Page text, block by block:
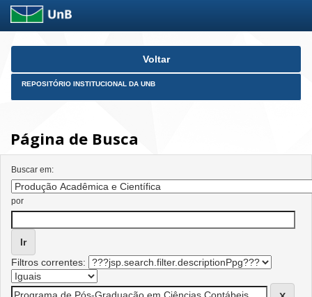
Skip
Voltar
REPOSITÓRIO INSTITUCIONAL DA UNB
Página de Busca
Buscar em:
por
Filtros correntes: